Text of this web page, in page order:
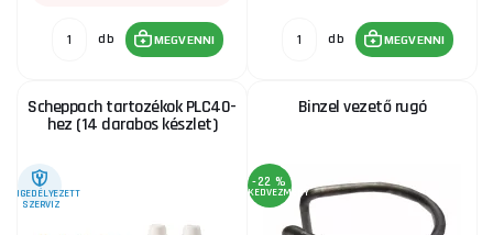
db MEGVENNI db MEGVENNI
Scheppach tartozékok PLC40-
hez (14 darabos készlet)
ENGEDÉLYEZETT
SZERVIZ
Binzel vezető rugó
-22 %
KEDVEZMÉNY